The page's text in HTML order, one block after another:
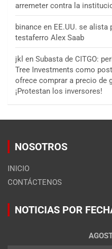
arremeter contra la
binance en EE.UU. se alista
testaferro Alex Saab
jkl en Subasta de CITGO:
Tree Investments como
ofrece comprar a precio de
¡Protestan los inversores!
NOSOTROS
INICIO
CONTÁCTENOS
NOTICIAS POR